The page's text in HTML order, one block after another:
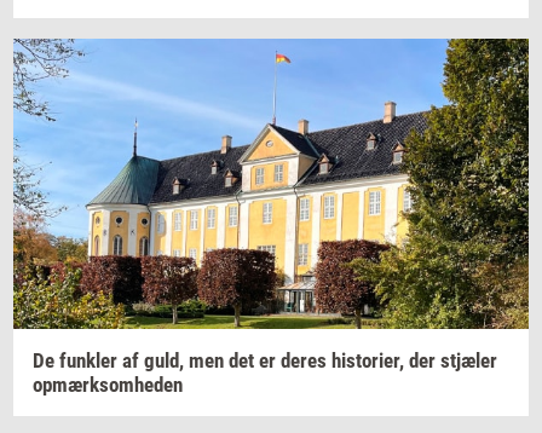
De funk­ler af guld, men det er deres hi­sto­ri­er, der stjæ­ler
op­mærk­som­he­den